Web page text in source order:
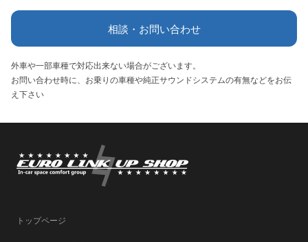
相談・お問い合わせ
外車や一部車種で対応出来ない場合がございます。
お問い合わせ時に、お乗りの車種や純正サウンドシステムの有無などをお伝
え下さい
トップページ